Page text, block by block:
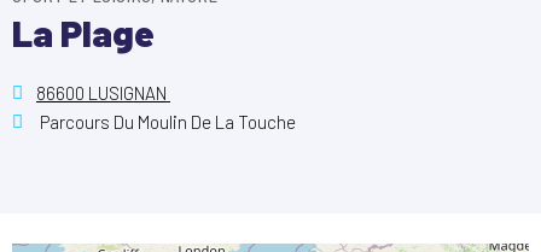
La Plage
86600 LUSIGNAN
Parcours Du Moulin De La Touche